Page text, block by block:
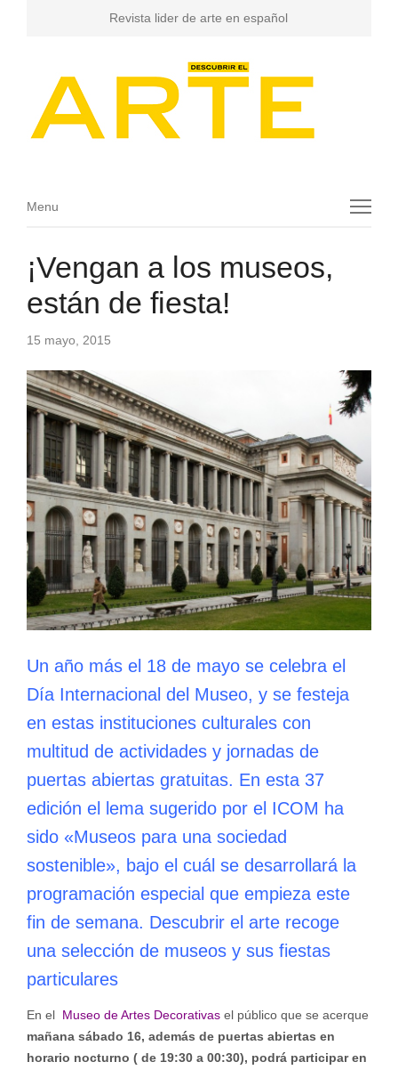
Revista lider de arte en español
Menu
Menu
¡Vengan a los museos,
están de fiesta!
15 mayo, 2015
Un año más el 18 de mayo se celebra el
Día Internacional del Museo, y se festeja
en estas instituciones culturales con
multitud de actividades y jornadas de
puertas abiertas gratuitas. En esta 37
edición el lema sugerido por el ICOM ha
sido «Museos para una sociedad
sostenible», bajo el cuál se desarrollará la
programación especial que empieza este
fin de semana. Descubrir el arte recoge
una selección de museos y sus fiestas
particulares
En el Museo de Artes Decorativasel público que se acerque
mañana sábado 16, además de puertas abiertas en
horario nocturno ( de 19:30 a 00:30), podrá participar en